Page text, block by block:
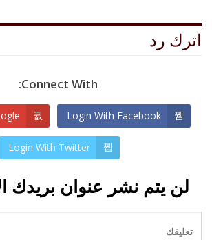
اترك رد
Connect With:
Login With Facebook
Login With Twitter
لن يتم نشر عنوان بريدك